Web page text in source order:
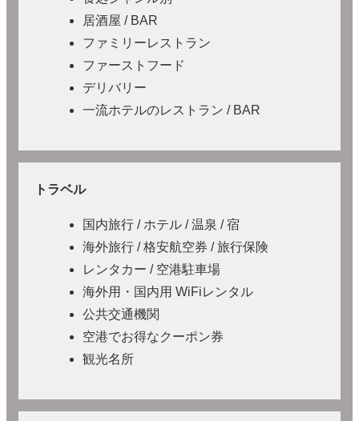
居酒屋 / BAR
ファミリーレストラン
ファーストフード
デリバリー
一流ホテルのレストラン / BAR
トラベル
国内旅行 / ホテル / 温泉 / 宿
海外旅行 / 格安航空券 / 旅行保険
レンタカー / 空港駐車場
海外用・国内用 WiFiレンタル
公共交通機関
空港でお得なクーポン券
観光名所